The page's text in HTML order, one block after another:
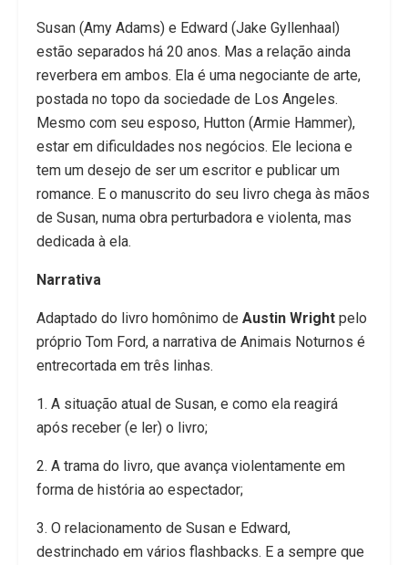
Susan (Amy Adams) e Edward (Jake Gyllenhaal)
estão separados há 20 anos. Mas a relação ainda
reverbera em ambos. Ela é uma negociante de arte,
postada no topo da sociedade de Los Angeles.
Mesmo com seu esposo, Hutton (Armie Hammer),
estar em dificuldades nos negócios. Ele leciona e
tem um desejo de ser um escritor e publicar um
romance. E o manuscrito do seu livro chega às mãos
de Susan, numa obra perturbadora e violenta, mas
dedicada à ela.
Narrativa
Adaptado do livro homônimo de Austin Wright pelo
próprio Tom Ford, a narrativa de Animais Noturnos é
entrecortada em três linhas.
1. A situação atual de Susan, e como ela reagirá
após receber (e ler) o livro;
2. A trama do livro, que avança violentamente em
forma de história ao espectador;
3. O relacionamento de Susan e Edward,
destrinchado em vários flashbacks. E a sempre que